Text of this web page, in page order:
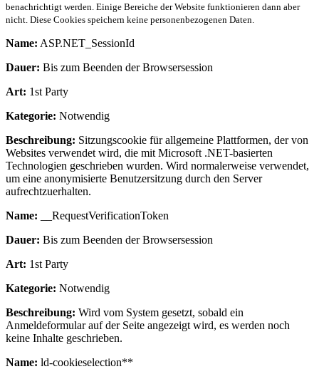
benachrichtigt werden. Einige Bereiche der Website funktionieren dann aber
nicht. Diese Cookies speichern keine personenbezogenen Daten.
Name: ASP.NET_SessionId
Dauer: Bis zum Beenden der Browsersession
Art: 1st Party
Kategorie: Notwendig
Beschreibung: Sitzungscookie für allgemeine Plattformen, der von
Websites verwendet wird, die mit Microsoft .NET-basierten
Technologien geschrieben wurden. Wird normalerweise verwendet,
um eine anonymisierte Benutzersitzung durch den Server
aufrechtzuerhalten.
Name: __RequestVerificationToken
Dauer: Bis zum Beenden der Browsersession
Art: 1st Party
Kategorie: Notwendig
Beschreibung: Wird vom System gesetzt, sobald ein
Anmeldeformular auf der Seite angezeigt wird, es werden noch
keine Inhalte geschrieben.
Name: ld-cookieselection**